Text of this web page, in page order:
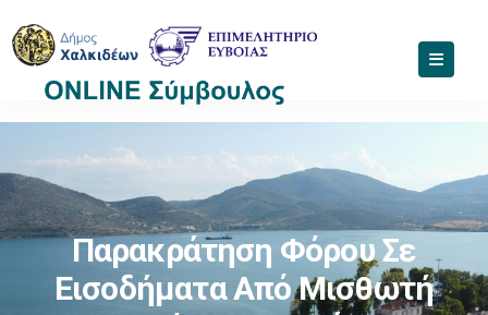
Παρακράτηση Φόρου Σε
Εισοδήματα Από Μισθωτή